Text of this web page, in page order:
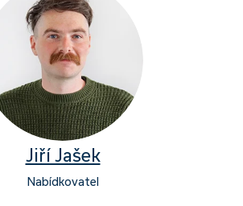
Jiří Jašek
Nabídkovatel